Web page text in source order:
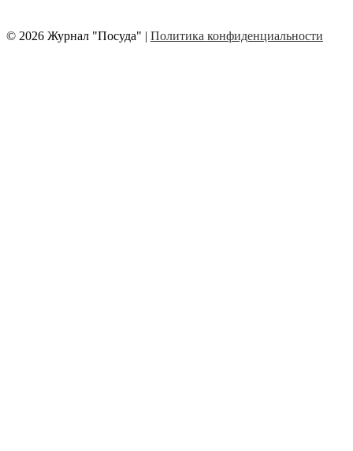
© 2026 Журнал "Посуда" | Политика конфиденциальности